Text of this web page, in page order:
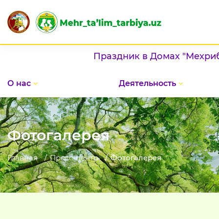
Праздник в Домах
О нас Деятельность
Фотогалерея
Главная Пресс-центр Фотогалерея